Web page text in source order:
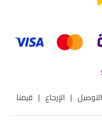
التوصيل | الإرجاع | قيمنا